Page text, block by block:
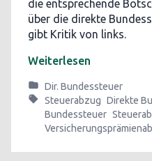
die entsprechende
über die direkte
gibt Kritik von links.
Weiterlesen
Dir. Bundessteuer
Steuerabzug Direkte
Bundessteuer